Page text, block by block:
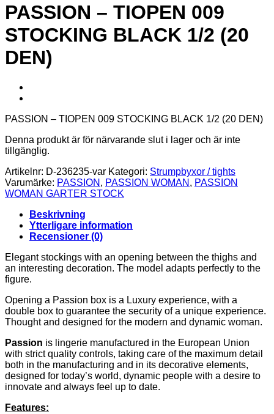
PASSION – TIOPEN 009
STOCKING BLACK 1/2 (20
DEN)
PASSION – TIOPEN 009 STOCKING BLACK 1/2 (20 DEN)
Denna produkt är för närvarande slut i lager och är inte
tillgänglig.
Artikelnr: D-236235-var Kategori: Strumpbyxor / tights
Varumärke: PASSION , PASSION WOMAN , PASSION
WOMAN GARTER STOCK
Beskrivning
Ytterligare information
Recensioner (0)
Elegant stockings with an opening between the thighs and
an interesting decoration. The model adapts perfectly to the
figure.
Opening a Passion box is a Luxury experience, with a
double box to guarantee the security of a unique experience.
Thought and designed for the modern and dynamic woman.
Passion is lingerie manufactured in the European Union
with strict quality controls, taking care of the maximum detail
both in the manufacturing and in its decorative elements,
designed for today’s world, dynamic people with a desire to
innovate and always feel up to date.
Features: